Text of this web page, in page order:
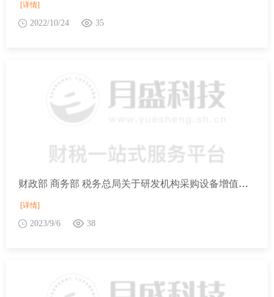
[详情]
2022/10/24 35
财政部 商务部 税务总局关于研发机构采购设备增值税政策的公告
[详情]
2023/9/6 38